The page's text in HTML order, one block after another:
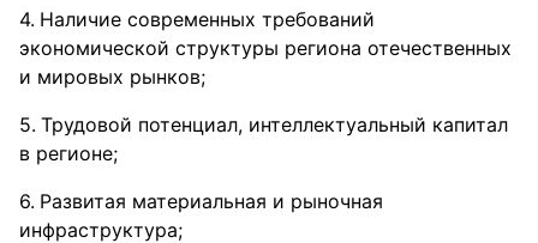
Наличие современных требований
экономической структуры региона отечественных
и мировых рынков;
Трудовой потенциал, интеллектуальный капитал
в регионе;
Развитая материальная и рыночная
инфраструктура;